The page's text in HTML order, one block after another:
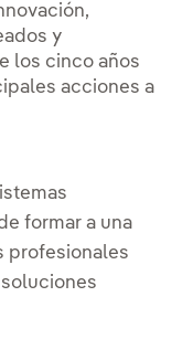
y
los cinco años
acciones a
formar a una
profesionales